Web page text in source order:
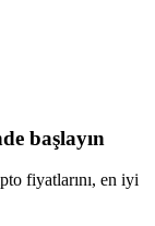
başlayın
fiyatlarını, en iyi